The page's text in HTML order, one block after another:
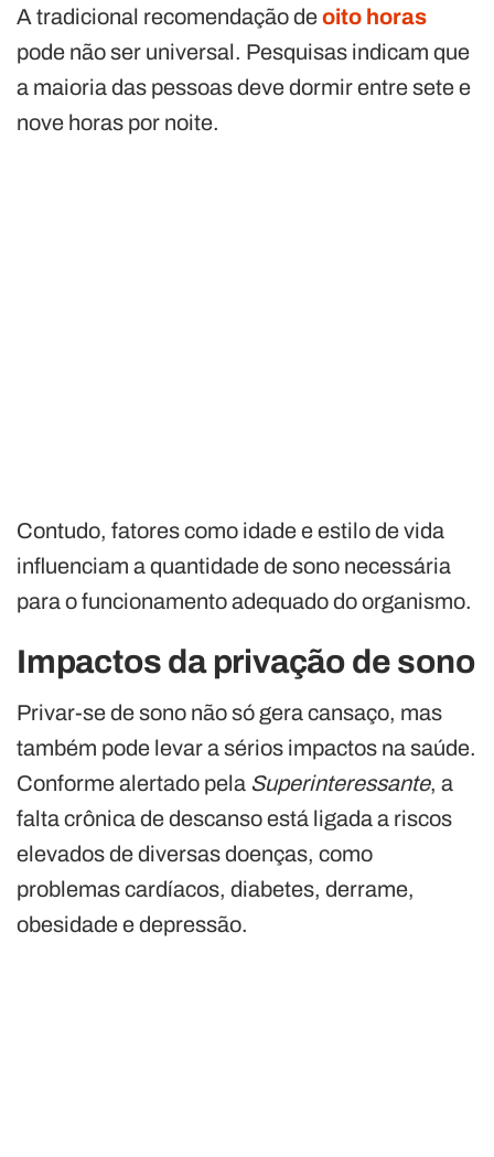
A tradicional recomendação deoito horas
pode não ser universal. Pesquisas indicam que
a maioria das pessoas deve dormir entre sete e
nove horas por noite.
Contudo, fatores como idade e estilo de vida
influenciam a quantidade de sono necessária
para o funcionamento adequado do organismo.
Impactos da privação de sono
Privar-se de sono não só gera cansaço, mas
também pode levar a sérios impactos na saúde.
Conforme alertado pela Superinteressante, a
falta crônica de descanso está ligada a riscos
elevados de diversas doenças, como
problemas cardíacos, diabetes, derrame,
obesidade e depressão.